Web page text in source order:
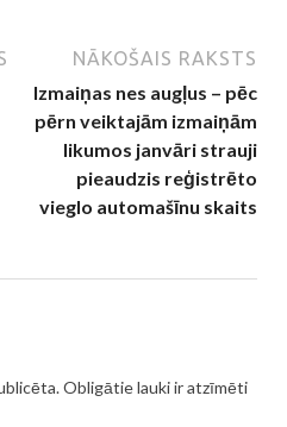
NĀKOŠAIS RAKSTS
Izmaiņas nes augļus – pēc
pērn veiktajām izmaiņām
likumos janvāri strauji
pieaudzis reģistrēto
vieglo automašīnu skaits
Obligātie lauki ir atzīmēti